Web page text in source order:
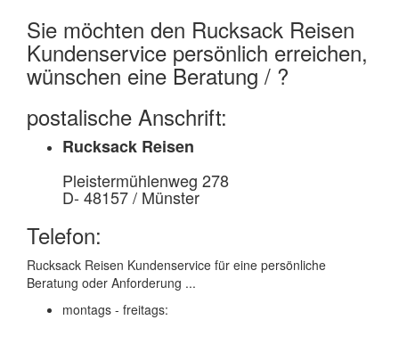
Sie möchten den Rucksack Reisen
Kundenservice persönlich erreichen,
wünschen eine Beratung / ?
postalische Anschrift:
Rucksack Reisen
Pleistermühlenweg 278
D- 48157 / Münster
Telefon:
Rucksack Reisen Kundenservice für eine persönliche
Beratung oder Anforderung ...
montags - freitags: